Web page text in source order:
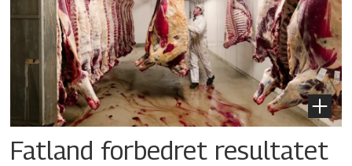
Fatland forbedret resultatet